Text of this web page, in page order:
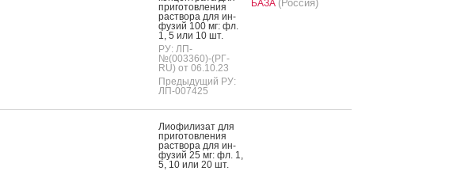
при­готов­ле­ния
рас­тво­ра для ин­
фу­зий 100 мг: фл.
1, 5 или 10 шт.
РУ: ЛП-
№(003360)-(РГ-
RU) от 06.10.23
Предыдущий РУ:
ЛП-007425
БАЗА (Россия)
Ли­офи­лизат для
при­готов­ле­ния
рас­тво­ра для ин­
фу­зий 25 мг: фл. 1,
5, 10 или 20 шт.